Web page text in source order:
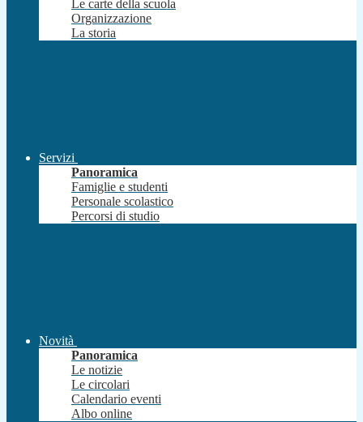
Le carte della scuola
Organizzazione
La storia
Servizi
Panoramica
Famiglie e studenti
Personale scolastico
Percorsi di studio
Novità
Panoramica
Le notizie
Le circolari
Calendario eventi
Albo online